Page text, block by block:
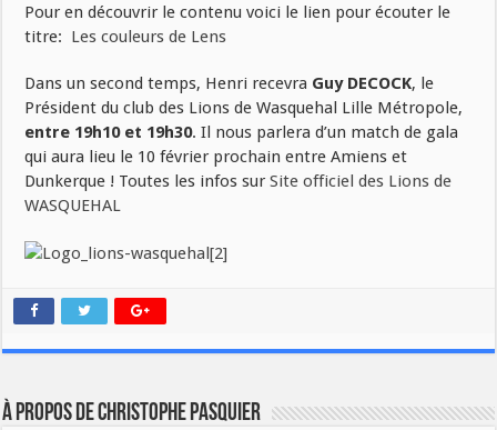
Pour en découvrir le contenu voici le lien pour écouter le
titre: Les couleurs de Lens
Dans un second temps, Henri recevra Guy DECOCK, le
Président du club des Lions de Wasquehal Lille Métropole,
entre 19h10 et 19h30. Il nous parlera d’un match de gala
qui aura lieu le 10 février prochain entre Amiens et
Dunkerque ! Toutes les infos surSite officiel des Lions de
WASQUEHAL
À propos de Christophe PASQUIER